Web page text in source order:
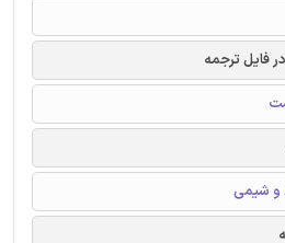
فایل ترجمه
و شیمی